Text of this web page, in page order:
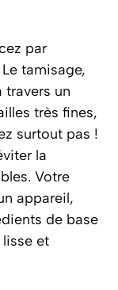
par
tamisage,
travers un
très fines,
surtout pas !
la
Votre
appareil,
de base
lisse et